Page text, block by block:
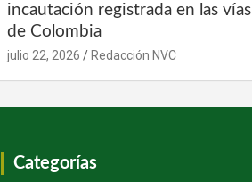
incautación registrada en las vías
de Colombia
julio 22, 2026 Redacción NVC
Categorías